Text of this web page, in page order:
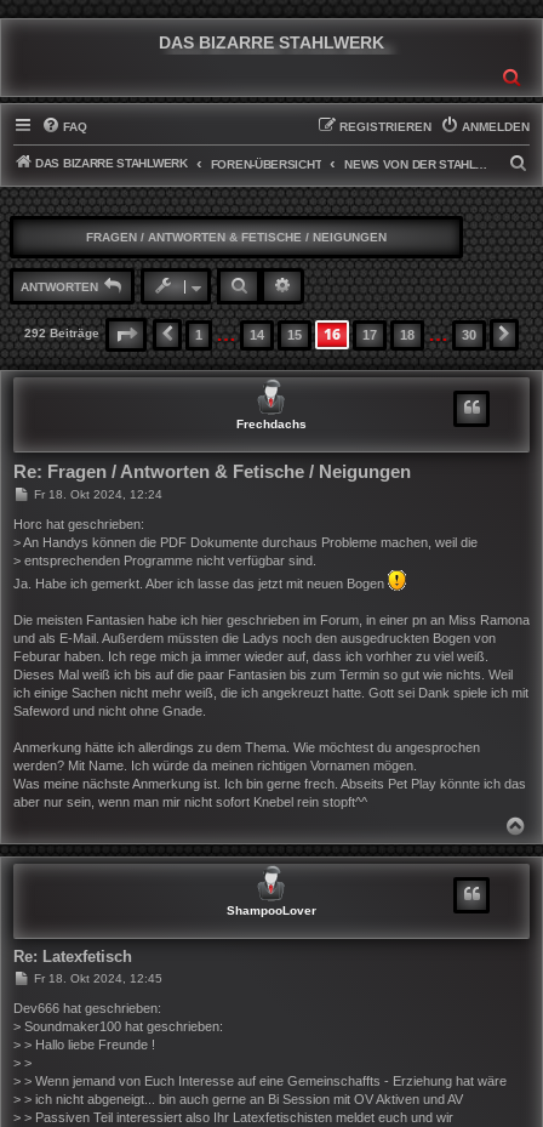
DAS BIZARRE STAHLWERK
FAQ ANMELDEN
REGISTRIEREN
DAS BIZARRE STAHLWERK FOREN-ÜBERSICHT
U
C
H
E
FRAGEN / ANTWORTEN & FETISCHE / NEIGUNGEN
ANTWORTEN SUCHE ERWEITERTE SUCHE
292 Beiträge SEITE 16 VON30
VORHERIGE
1 … 14 15 16 17 18 … 30
Frechdachs
Re: Fragen / Antworten & Fetische / Neigungen
B
i
t
r
a
g
Fr 18. Okt 2024, 12:24
Horc hat geschrieben:
> An Handys können die PDF Dokumente durchaus Probleme machen, weil die
> entsprechenden Programme nicht verfügbar sind.
Ja. Habe ich gemerkt. Aber ich lasse das jetzt mit neuen Bogen
Die meisten Fantasien habe ich hier geschrieben im Forum, in einer pn an Miss Ramona
und als E-Mail. Außerdem müssten die Ladys noch den ausgedruckten Bogen von
Feburar haben. Ich rege mich ja immer wieder auf, dass ich vorhher zu viel weiß.
Dieses Mal weiß ich bis auf die paar Fantasien bis zum Termin so gut wie nichts. Weil
ich einige Sachen nicht mehr weiß, die ich angekreuzt hatte. Gott sei Dank spiele ich mit
Safeword und nicht ohne Gnade.
Anmerkung hätte ich allerdings zu dem Thema. Wie möchtest du angesprochen
werden? Mit Name. Ich würde da meinen richtigen Vornamen mögen.
Was meine nächste Anmerkung ist. Ich bin gerne frech. Abseits Pet Play könnte ich das
aber nur sein, wenn man mir nicht sofort Knebel rein stopft^^
C
ShampooLover
Re: Latexfetisch
B
i
t
r
a
g
Fr 18. Okt 2024, 12:45
Dev666 hat geschrieben:
> Soundmaker100 hat geschrieben:
> > Hallo liebe Freunde !
> >
> > Wenn jemand von Euch Interesse auf eine Gemeinschaffts - Erziehung hat wäre
> > ich nicht abgeneigt... bin auch gerne an Bi Session mit OV Aktiven und AV
> > Passiven Teil interessiert also Ihr Latexfetischisten meldet euch und wir